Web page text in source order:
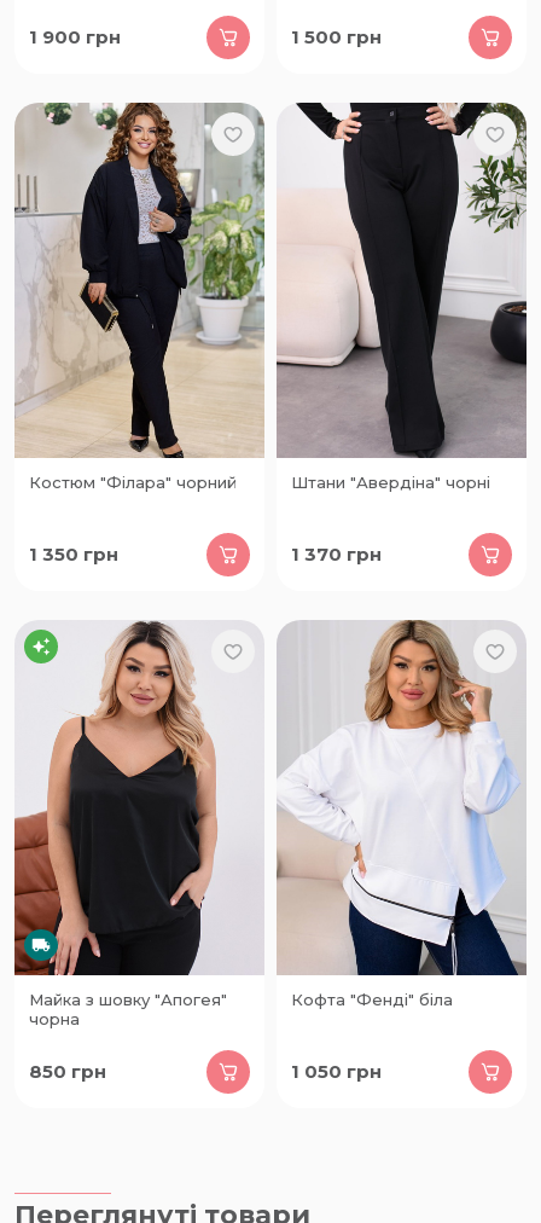
1 900 грн 1 500 грн
Костюм "Філара" чорний
1 350 грн
Штани "Авердіна" чорні
1 370 грн
Майка з шовку "Апогея"
чорна
850 грн
Кофта "Фенді" біла
1 050 грн
Переглянуті товари